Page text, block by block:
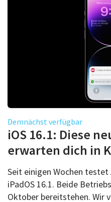
Demnächst verfügbar
iOS 16.1: Diese
erwarten dich in
Seit einigen Wochen testet
iPadOS 16.1. Beide
Oktober bereitstehen. Wir